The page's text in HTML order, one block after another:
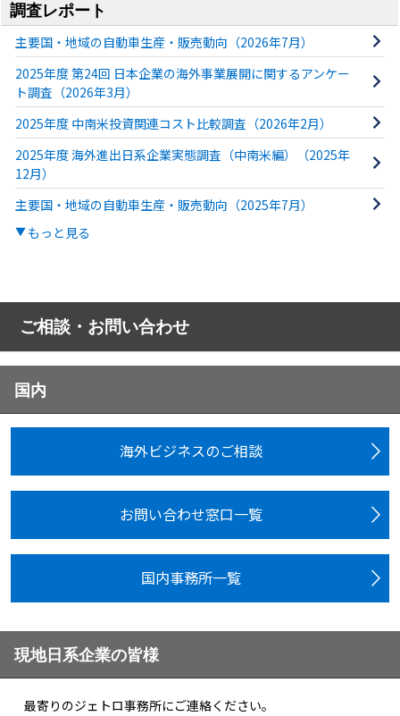
調査レポート
主要国・地域の自動車生産・販売動向（2026年7月）
2025年度 第24回 日本企業の海外事業展開に関するアンケー
ト調査（2026年3月）
2025年度 中南米投資関連コスト比較調査（2026年2月）
2025年度 海外進出日系企業実態調査（中南米編）（2025年
12月）
主要国・地域の自動車生産・販売動向（2025年7月）
もっと見る
ご相談・お問い合わせ
国内
海外ビジネスのご相談
お問い合わせ窓口一覧
国内事務所一覧
現地日系企業の皆様
最寄りのジェトロ事務所にご連絡ください。